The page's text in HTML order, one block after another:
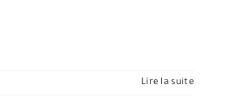
Lire la suite